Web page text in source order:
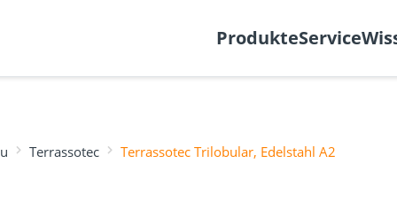
ProdukteService
Terrassotec Terrassotec Trilobular, Edelstahl A2